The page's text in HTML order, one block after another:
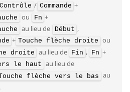
Contrôle / Commande +
ou Fn +
au lieu de Début ,
+ Touche flèche droite ou
droite au lieu de Fin , Fn +
le haut au lieu de
flèche vers le bas au